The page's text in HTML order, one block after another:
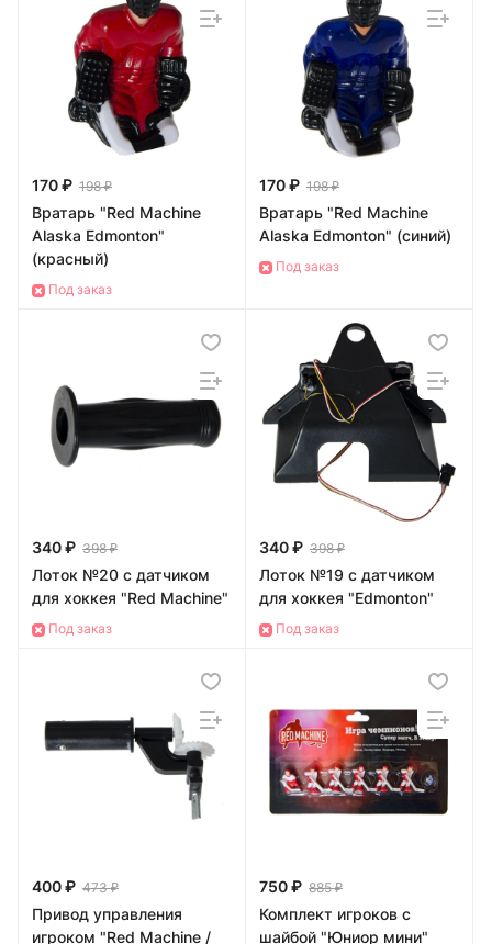
170 ₽ 198 ₽
Вратарь "Red Machine
Alaska Edmonton"
(красный)
Под заказ
170 ₽ 198 ₽
Вратарь "Red Machine
Alaska Edmonton" (синий)
Под заказ
340 ₽ 398 ₽
Лоток №20 с датчиком
для хоккея "Red Machine"
Под заказ
340 ₽ 398 ₽
Лоток №19 с датчиком
для хоккея "Edmonton"
Под заказ
400 ₽ 473 ₽
Привод управления
игроком "Red Machine /
750 ₽ 885 ₽
Комплект игроков с
шайбой "Юниор мини"